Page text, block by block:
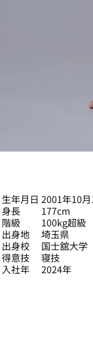
生年月日 2001年10
身長
177cm
階級
100kg超級
出身地
埼玉県
出身校
国士舘大学
得意技
寝技
入社年
2024年